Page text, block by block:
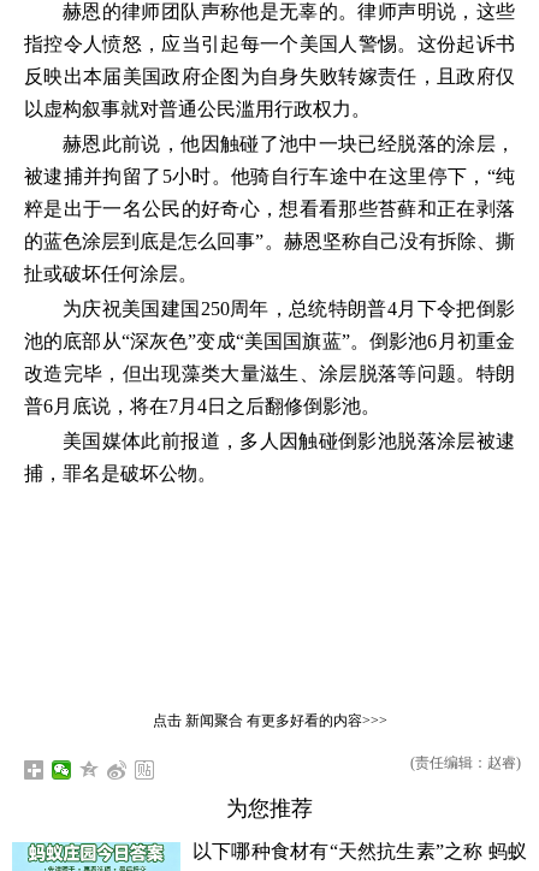
赫恩的律师团队声称他是无辜的。律师声明说，这些
指控令人愤怒，应当引起每一个美国人警惕。这份起诉书
反映出本届美国政府企图为自身失败转嫁责任，且政府仅
以虚构叙事就对普通公民滥用行政权力。
赫恩此前说，他因触碰了池中一块已经脱落的涂层，
被逮捕并拘留了5小时。他骑自行车途中在这里停下，“纯
粹是出于一名公民的好奇心，想看看那些苔藓和正在剥落
的蓝色涂层到底是怎么回事”。赫恩坚称自己没有拆除、撕
扯或破坏任何涂层。
为庆祝美国建国250周年，总统特朗普4月下令把倒影
池的底部从“深灰色”变成“美国国旗蓝”。倒影池6月初重金
改造完毕，但出现藻类大量滋生、涂层脱落等问题。特朗
普6月底说，将在7月4日之后翻修倒影池。
美国媒体此前报道，多人因触碰倒影池脱落涂层被逮
捕，罪名是破坏公物。
点击 新闻聚合有更多好看的内容>>>
(责任编辑：赵睿)
为您推荐
以下哪种食材有“天然抗生素”之称 蚂蚁